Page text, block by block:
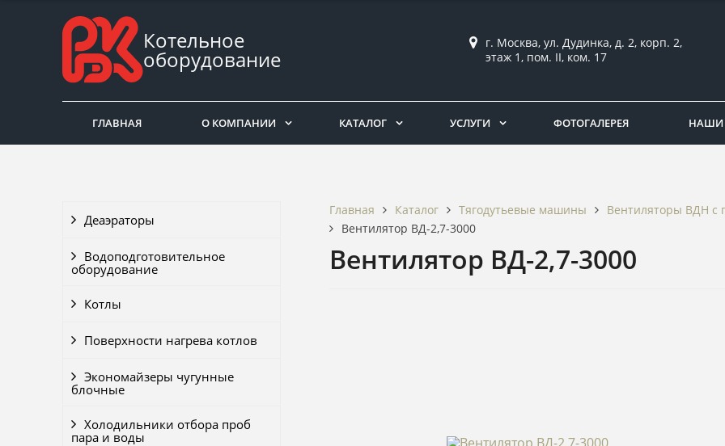
Котельное
оборудование
г. Москва, ул. Дудинка, д. 2, корп. 2,
этаж 1, пом. II, ком. 17
ГЛАВНАЯ О КОМПАНИИ КАТАЛОГ УСЛУГИ ФОТОГАЛЕРЕЯ НАШИ
Деаэраторы
Водоподготовительное
оборудование
Котлы
Поверхности нагрева котлов
Экономайзеры чугунные
блочные
Холодильники отбора проб
пара и воды
Главная Каталог Тягодутьевые машины
Вентиляторы ВДН с
Вентилятор ВД-2,7-3000
Вентилятор ВД-2,7-3000